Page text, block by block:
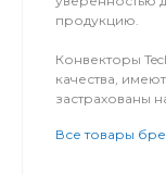
продукцию.
Конвекторы
качества,
застрахованы
Все товары